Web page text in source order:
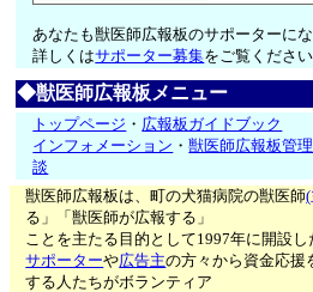
あなたも獣医師広報板のサポーターにな
詳しくはサポーター募集をご覧ください
◆獣医師広報板メニュー
トップページ ・ 広報板ガイドブック
インフォメーション ・獣医師広報板管
談
獣医師広報板は、町の犬猫病院の獣医師
る」「獣医師が広報する」
ことを主たる目的として1997年に開設
サポーターや広告主の方々から資金応援
する人たちがボランティア